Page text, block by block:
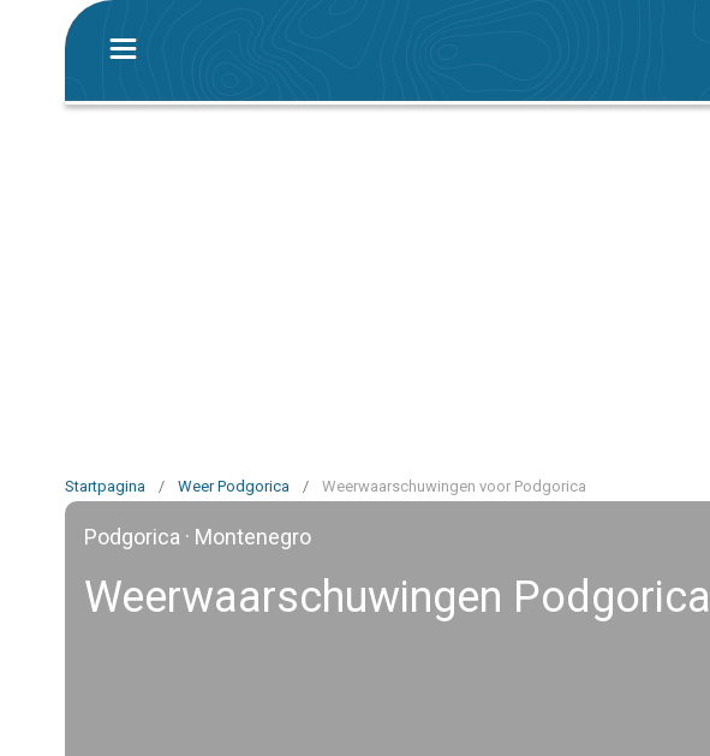
Startpagina / Weer Podgorica / Weerwaarschuwingen voor Podgorica
Podgorica · Montenegro
Weerwaarschuwingen Podgorica